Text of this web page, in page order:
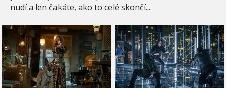
nudí a len čakáte, ako to celé skončí...